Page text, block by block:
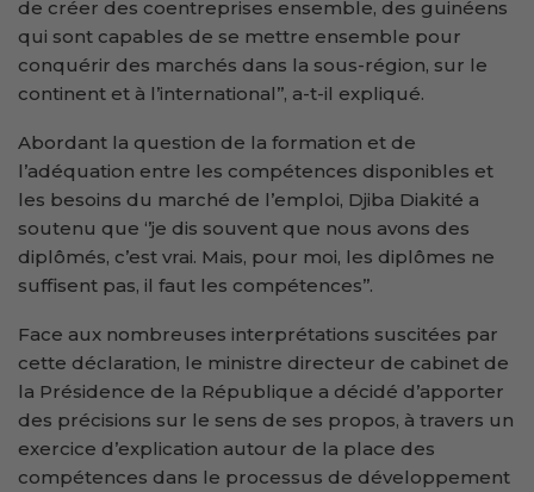
de créer des coentreprises ensemble, des guinéens
qui sont capables de se mettre ensemble pour
conquérir des marchés dans la sous-région, sur le
continent et à l’international’’, a-t-il expliqué.
Abordant la question de la formation et de
l’adéquation entre les compétences disponibles et
les besoins du marché de l’emploi, Djiba Diakité a
soutenu que ‘’je dis souvent que nous avons des
diplômés, c’est vrai. Mais, pour moi, les diplômes ne
suffisent pas, il faut les compétences’’.
Face aux nombreuses interprétations suscitées par
cette déclaration, le ministre directeur de cabinet de
la Présidence de la République a décidé d’apporter
des précisions sur le sens de ses propos, à travers un
exercice d’explication autour de la place des
compétences dans le processus de développement